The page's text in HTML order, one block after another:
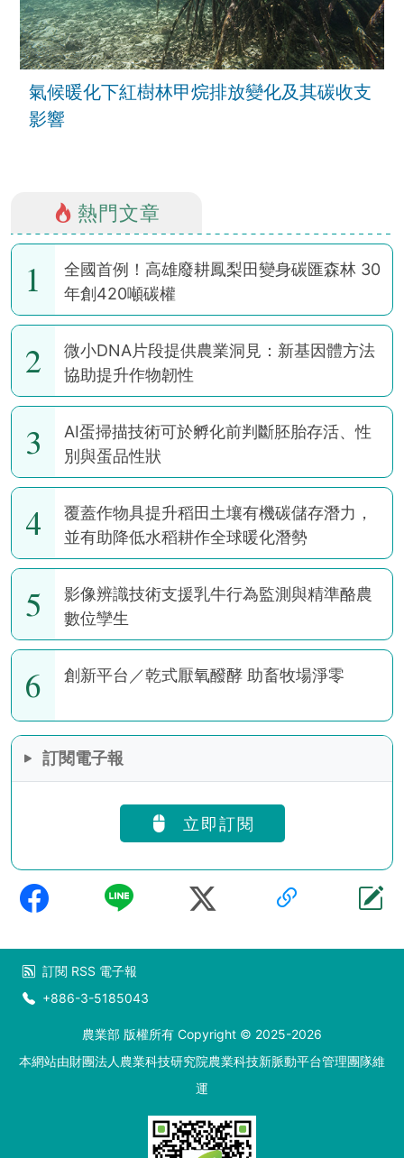
氣候暖化下紅樹林甲烷排放變化及其碳收支
影響
熱門文章
1
全國首例！高雄廢耕鳳梨田變身碳匯森林 30
年創420噸碳權
2
微小DNA片段提供農業洞見：新基因體方法
協助提升作物韌性
3
AI蛋掃描技術可於孵化前判斷胚胎存活、性
別與蛋品性狀
4
覆蓋作物具提升稻田土壤有機碳儲存潛力，
並有助降低水稻耕作全球暖化潛勢
5
影像辨識技術支援乳牛行為監測與精準酪農
數位孿生
6 創新平台／乾式厭氧醱酵 助畜牧場淨零
訂閱電子報
立即訂閱
訂閱 RSS 電子報
+886-3-5185043
農業部 版權所有 Copyright © 2025-2026
本網站由財團法人農業科技研究院農業科技新脈動平台管理團隊維
運